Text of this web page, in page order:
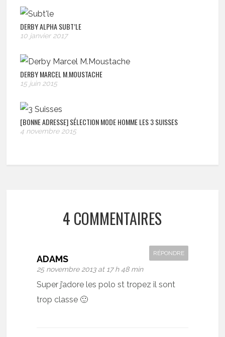
DERBY ALPHA SUBT’LE
10 janvier 2017
DERBY MARCEL M.MOUSTACHE
15 juin 2015
[BONNE ADRESSE] SÉLECTION MODE HOMME LES 3 SUISSES
4 novembre 2015
4 COMMENTAIRES
ADAMS
25 novembre 2013 at 17 h 48 min
RÉPONDRE
Super j’adore les polo st tropez il sont
trop classe 🙂